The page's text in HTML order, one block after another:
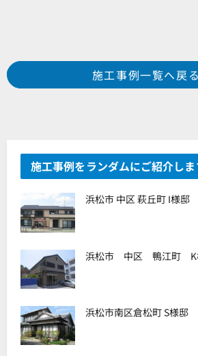
Prev
磐田市 海老塚 某社様 社屋
磐田市
施工事例一覧へ戻る
施工事例をランダムにご紹介し
浜松市 中区 萩丘町 I様邸
浜松市 中区 鴨江町 K
浜松市南区倉松町 S様邸